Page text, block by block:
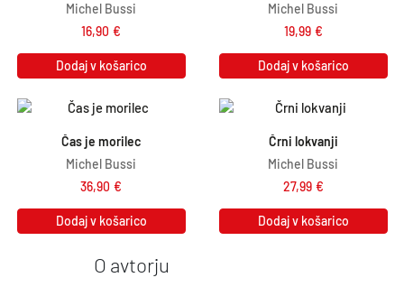
Michel Bussi
16,90 €
Dodaj v košarico
Michel Bussi
19,99 €
Dodaj v košarico
Čas je morilec
Michel Bussi
36,90 €
Dodaj v košarico
Črni lokvanji
Michel Bussi
27,99 €
Dodaj v košarico
O avtorju